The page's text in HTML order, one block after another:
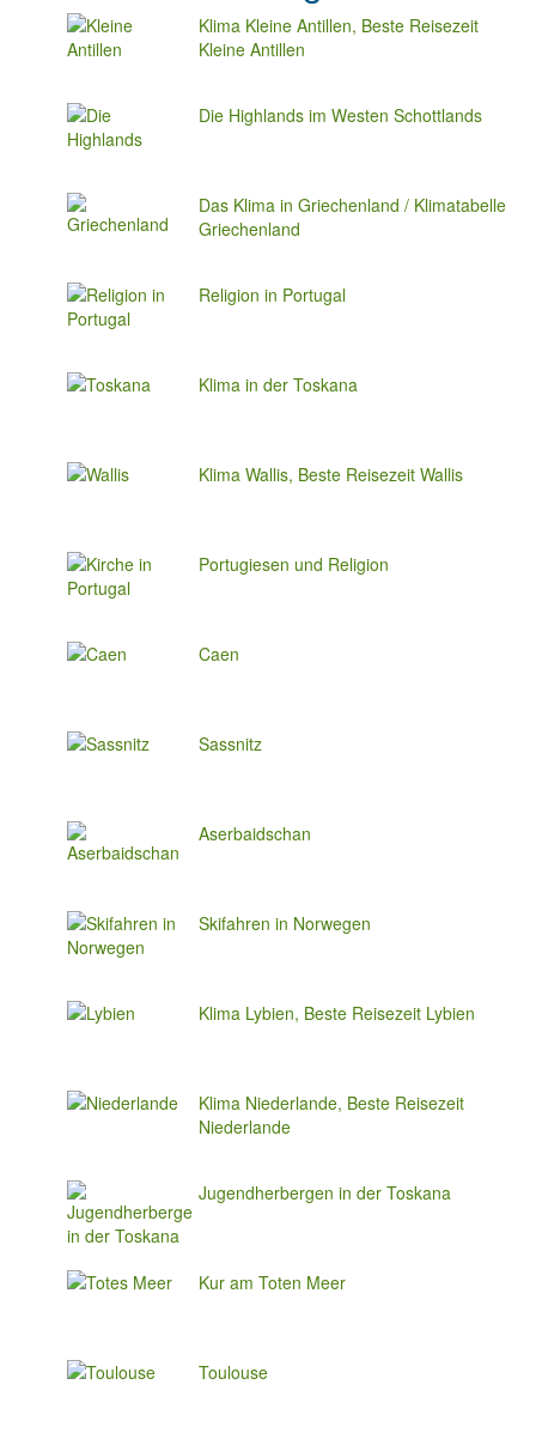
Klima Kleine Antillen, Beste Reisezeit
Kleine Antillen
Die Highlands im Westen Schottlands
Das Klima in Griechenland / Klimatabelle
Griechenland
Religion in Portugal
Klima in der Toskana
Klima Wallis, Beste Reisezeit Wallis
Portugiesen und Religion
Caen
Sassnitz
Aserbaidschan
Skifahren in Norwegen
Klima Lybien, Beste Reisezeit Lybien
Klima Niederlande, Beste Reisezeit
Niederlande
Jugendherbergen in der Toskana
Kur am Toten Meer
Toulouse